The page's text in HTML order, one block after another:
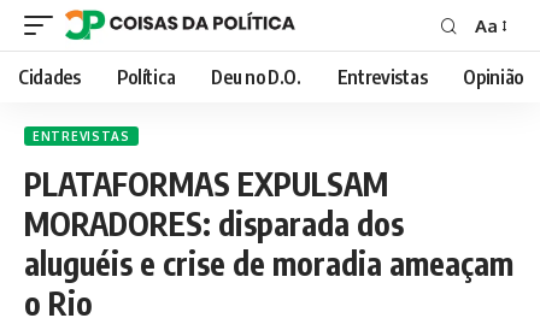
Font
Resizer
Aa
Cidades Política Deu no D.O. Entrevistas Opinião
ENTREVISTAS
PLATAFORMAS EXPULSAM
MORADORES: disparada dos
aluguéis e crise de moradia ameaçam
o Rio